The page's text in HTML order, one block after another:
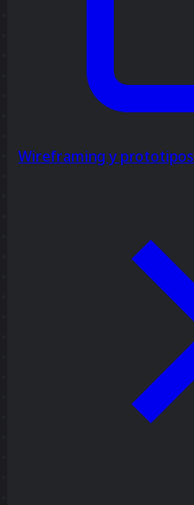
Wireframing y prototipos